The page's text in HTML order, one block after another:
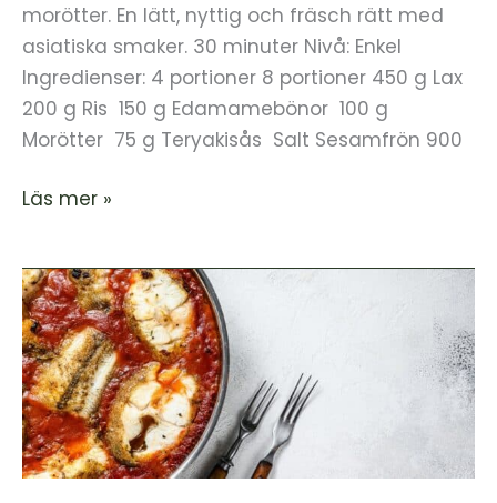
morötter. En lätt, nyttig och fräsch rätt med
asiatiska smaker. 30 minuter Nivå: Enkel
Ingredienser: 4 portioner 8 portioner 450 g Lax
200 g Ris 150 g Edamamebönor 100 g
Morötter 75 g Teryakisås Salt Sesamfrön 900
Läs mer »
Torsk
i
tomatsås
med
ris